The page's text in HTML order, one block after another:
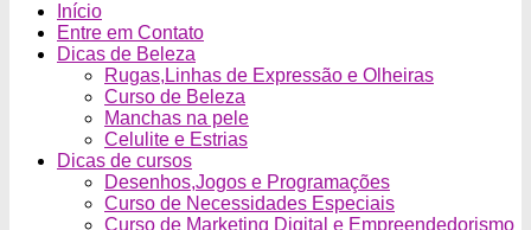
Início
Entre em Contato
Dicas de Beleza
Rugas,Linhas de Expressão e Olheiras
Curso de Beleza
Manchas na pele
Celulite e Estrias
Dicas de cursos
Desenhos,Jogos e Programações
Curso de Necessidades Especiais
Curso de Marketing Digital e Empreendedorismo